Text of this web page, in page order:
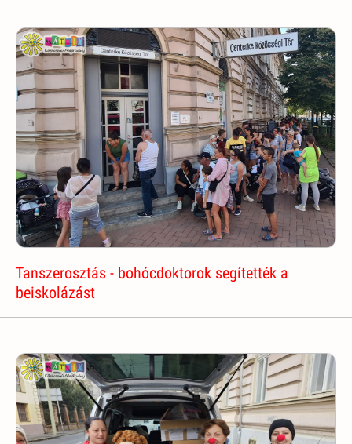
Tanszerosztás - bohócdoktorok segítették a
beiskolázást